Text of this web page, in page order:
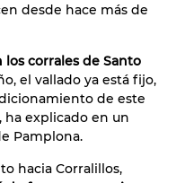
desde hace más de
corrales de Santo
el vallado ya está fijo,
de este
ha explicado en un
Pamplona.
hacia Corralillos,